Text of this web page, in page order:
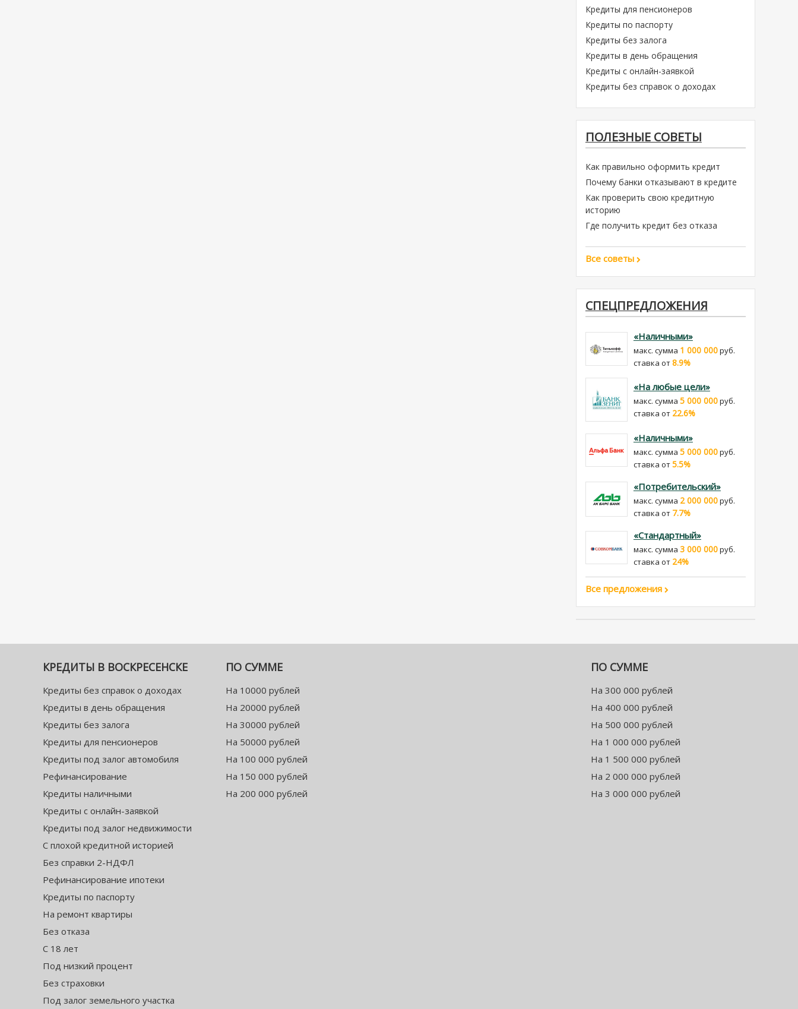
Кредиты для пенсионеров
Кредиты по паспорту
Кредиты без залога
Кредиты в день обращения
Кредиты с онлайн-заявкой
Кредиты без справок о доходах
ПОЛЕЗНЫЕ СОВЕТЫ
Как правильно оформить кредит
Почему банки отказывают в кредите
Как проверить свою кредитную
историю
Где получить кредит без отказа
Все советы
СПЕЦПРЕДЛОЖЕНИЯ
«Наличными»
макс. сумма 1 000 000руб.
cтавка от8.9%
«На любые цели»
макс. сумма 5 000 000руб.
cтавка от 22.6%
«Наличными»
макс. сумма 5 000 000руб.
cтавка от5.5%
«Потребительский»
макс. сумма 2 000 000руб.
cтавка от 7.7%
«Стандартный»
макс. сумма 3 000 000руб.
cтавка от 24%
Все предложения
КРЕДИТЫ В ВОСКРЕСЕНСКЕ
Кредиты без справок о доходах
Кредиты в день обращения
Кредиты без залога
Кредиты для пенсионеров
Кредиты под залог автомобиля
Рефинансирование
Кредиты наличными
Кредиты с онлайн-заявкой
Кредиты под залог недвижимости
С плохой кредитной историей
Без справки 2-НДФЛ
Рефинансирование ипотеки
Кредиты по паспорту
На ремонт квартиры
Без отказа
С 18 лет
Под низкий процент
Без страховки
Под залог земельного участка
ПО СУММЕ
На 10000 рублей
На 20000 рублей
На 30000 рублей
На 50000 рублей
На 100 000 рублей
На 150 000 рублей
На 200 000 рублей
ПО СУММЕ
На 300 000 рублей
На 400 000 рублей
На 500 000 рублей
На 1 000 000 рублей
На 1 500 000 рублей
На 2 000 000 рублей
На 3 000 000 рублей